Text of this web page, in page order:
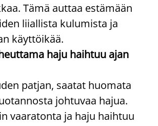
Tämä auttaa estämään
liiallista kulumista ja
käyttöikää.
haju haihtuu ajan
patjan, saatat huomata
johtuvaa hajua.
vaaratonta ja haju haihtuu